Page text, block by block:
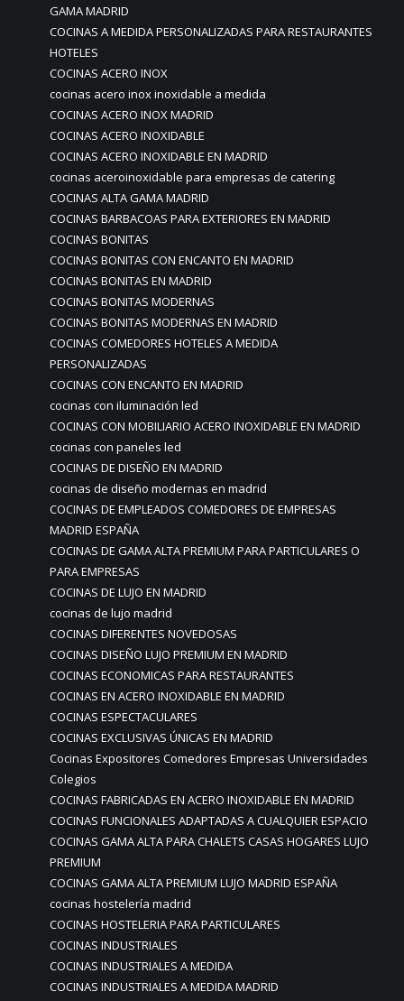
GAMA MADRID
COCINAS A MEDIDA PERSONALIZADAS PARA RESTAURANTES
HOTELES
COCINAS ACERO INOX
cocinas acero inox inoxidable a medida
COCINAS ACERO INOX MADRID
COCINAS ACERO INOXIDABLE
COCINAS ACERO INOXIDABLE EN MADRID
cocinas aceroinoxidable para empresas de catering
COCINAS ALTA GAMA MADRID
COCINAS BARBACOAS PARA EXTERIORES EN MADRID
COCINAS BONITAS
COCINAS BONITAS CON ENCANTO EN MADRID
COCINAS BONITAS EN MADRID
COCINAS BONITAS MODERNAS
COCINAS BONITAS MODERNAS EN MADRID
COCINAS COMEDORES HOTELES A MEDIDA
PERSONALIZADAS
COCINAS CON ENCANTO EN MADRID
cocinas con iluminación led
COCINAS CON MOBILIARIO ACERO INOXIDABLE EN MADRID
cocinas con paneles led
COCINAS DE DISEÑO EN MADRID
cocinas de diseño modernas en madrid
COCINAS DE EMPLEADOS COMEDORES DE EMPRESAS
MADRID ESPAÑA
COCINAS DE GAMA ALTA PREMIUM PARA PARTICULARES O
PARA EMPRESAS
COCINAS DE LUJO EN MADRID
cocinas de lujo madrid
COCINAS DIFERENTES NOVEDOSAS
COCINAS DISEÑO LUJO PREMIUM EN MADRID
COCINAS ECONOMICAS PARA RESTAURANTES
COCINAS EN ACERO INOXIDABLE EN MADRID
COCINAS ESPECTACULARES
COCINAS EXCLUSIVAS ÚNICAS EN MADRID
Cocinas Expositores Comedores Empresas Universidades
Colegios
COCINAS FABRICADAS EN ACERO INOXIDABLE EN MADRID
COCINAS FUNCIONALES ADAPTADAS A CUALQUIER ESPACIO
COCINAS GAMA ALTA PARA CHALETS CASAS HOGARES LUJO
PREMIUM
COCINAS GAMA ALTA PREMIUM LUJO MADRID ESPAÑA
cocinas hostelería madrid
COCINAS HOSTELERIA PARA PARTICULARES
COCINAS INDUSTRIALES
COCINAS INDUSTRIALES A MEDIDA
COCINAS INDUSTRIALES A MEDIDA MADRID